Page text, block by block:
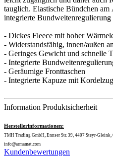
tauglich. Elastische Bündchen am
integrierte
- Dickes Fleece mit hoher
- Widerstandsfähig, innen/außen
- Geringes Gewicht und schnelle
- Integrierte
- Geräumige Fronttaschen
- Integrierte Kapuze mit Kordelzug
Information Produktsicherheit
Herstellerinformationen:
TMH Trading GmbH, Ennser Str. 39, 4407 Steyr-
info@armamat.com
Kundenbewertungen